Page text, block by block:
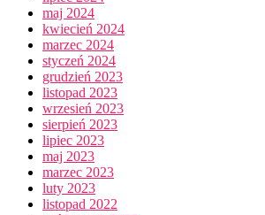
maj 2024
kwiecień 2024
marzec 2024
styczeń 2024
grudzień 2023
listopad 2023
wrzesień 2023
sierpień 2023
lipiec 2023
maj 2023
marzec 2023
luty 2023
listopad 2022